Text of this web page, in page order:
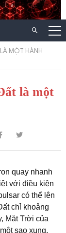
MỘT HÀNH
là một
quay nhanh
với điều kiện
có thể lên
chỉ khoảng
Mặt Trời của
sao xung,